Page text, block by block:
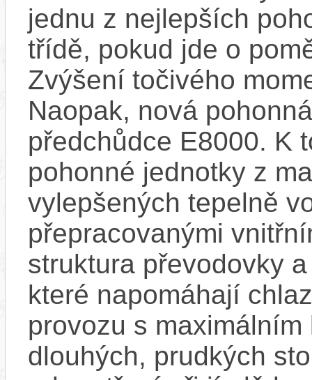
jednu z nejlepších
třídě, pokud jde o
Zvýšení točivého
Naopak, nová
předchůdce E8000. K
pohonné jednotky z
vylepšených tepelně
přepracovanými
struktura převodovky
které napomáhají
provozu s
dlouhých, prudkých